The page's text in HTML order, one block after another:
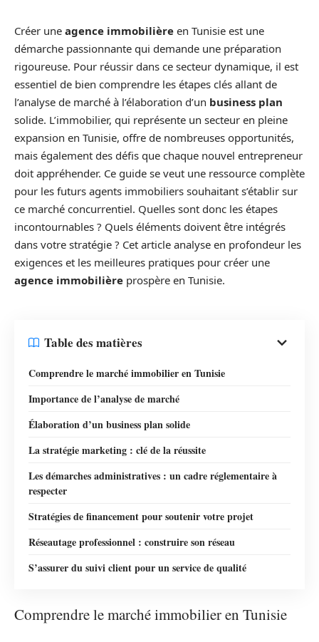
Créer une agence immobilière en Tunisie est une
démarche passionnante qui demande une préparation
rigoureuse. Pour réussir dans ce secteur dynamique, il est
essentiel de bien comprendre les étapes clés allant de
l’analyse de marché à l’élaboration d’un business plan
solide. L’immobilier, qui représente un secteur en pleine
expansion en Tunisie, offre de nombreuses opportunités,
mais également des défis que chaque nouvel entrepreneur
doit appréhender. Ce guide se veut une ressource complète
pour les futurs agents immobiliers souhaitant s’établir sur
ce marché concurrentiel. Quelles sont donc les étapes
incontournables ? Quels éléments doivent être intégrés
dans votre stratégie ? Cet article analyse en profondeur les
exigences et les meilleures pratiques pour créer une
agence immobilière prospère en Tunisie.
Table des matières
Comprendre le marché immobilier en Tunisie
Importance de l’analyse de marché
Élaboration d’un business plan solide
La stratégie marketing : clé de la réussite
Les démarches administratives : un cadre réglementaire à
respecter
Stratégies de financement pour soutenir votre projet
Réseautage professionnel : construire son réseau
S’assurer du suivi client pour un service de qualité
Comprendre le marché immobilier en Tunisie